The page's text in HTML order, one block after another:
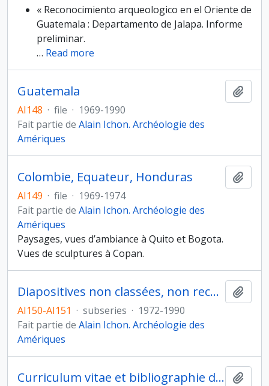
« Reconocimiento arqueologico en el Oriente de
Guatemala : Departamento de Jalapa. Informe
preliminar.
… Read more
Guatemala
AI148 · file · 1969-1990
Fait partie de Alain Ichon. Archéologie des
Amériques
Colombie, Equateur, Honduras
AI149 · file · 1969-1974
Fait partie de Alain Ichon. Archéologie des
Amériques
Paysages, vues d’ambiance à Quito et Bogota.
Vues de sculptures à Copan.
Diapositives non classées, non reconditionnées
AI150-AI151 · subseries · 1972-1990
Fait partie de Alain Ichon. Archéologie des
Amériques
Curriculum vitae et bibliographie d’Alain Ichon